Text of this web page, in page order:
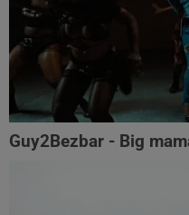
Guy2Bezbar - Big